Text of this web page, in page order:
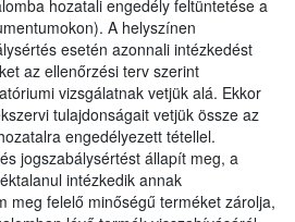
hozatali engedély feltüntetése a
A helyszínen
esetén azonnali intézkedést
az ellenőrzési terv szerint
vizsgálatnak vetjük alá. Ekkor
tulajdonságait vetjük össze az
engedélyezett tétellel.
jogszabálysértést állapít meg, a
intézkedik annak
meg felelő minőségű terméket zárolja,